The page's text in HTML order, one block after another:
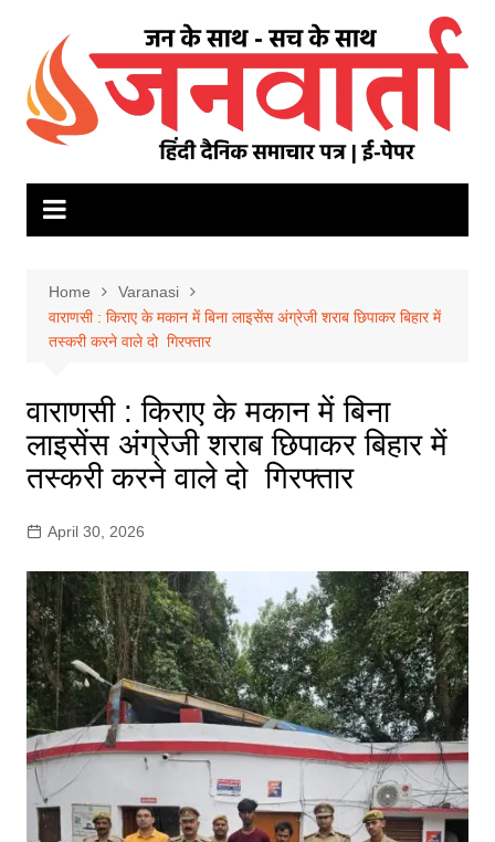
content
Home
Varanasi
वाराणसी : किराए के मकान में बिना लाइसेंस अंग्रेजी शराब छिपाकर बिहार में
तस्करी करने वाले दो गिरफ्तार
वाराणसी : किराए के मकान में बिना
लाइसेंस अंग्रेजी शराब छिपाकर बिहार में
तस्करी करने वाले दो गिरफ्तार
April 30, 2026